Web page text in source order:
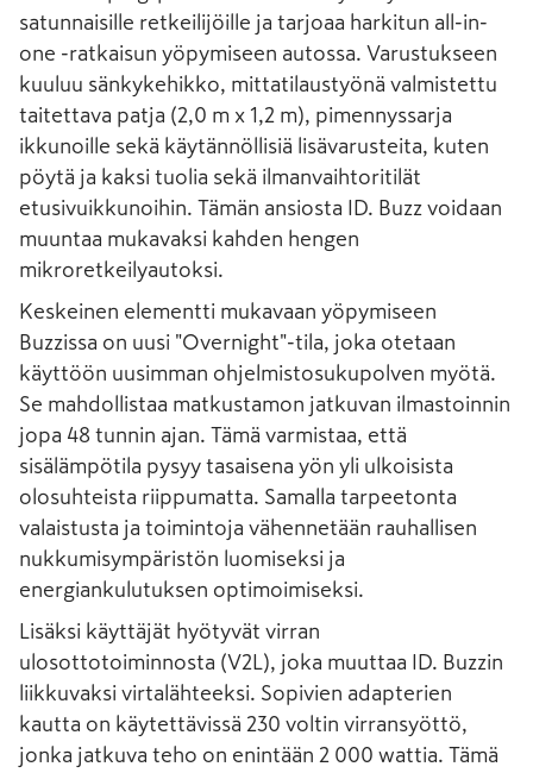
satunnaisille retkeilijöille ja tarjoaa harkitun all-in-
one -ratkaisun yöpymiseen autossa. Varustukseen
kuuluu sänkykehikko, mittatilaustyönä valmistettu
taitettava patja (2,0 m x 1,2 m), pimennyssarja
ikkunoille sekä käytännöllisiä lisävarusteita, kuten
pöytä ja kaksi tuolia sekä ilmanvaihtoritilät
etusivuikkunoihin. Tämän ansiosta ID. Buzz voidaan
muuntaa mukavaksi kahden hengen
mikroretkeilyautoksi.
Keskeinen elementti mukavaan yöpymiseen
Buzzissa on uusi "Overnight"-tila, joka otetaan
käyttöön uusimman ohjelmistosukupolven myötä.
Se mahdollistaa matkustamon jatkuvan ilmastoinnin
jopa 48 tunnin ajan. Tämä varmistaa, että
sisälämpötila pysyy tasaisena yön yli ulkoisista
olosuhteista riippumatta. Samalla tarpeetonta
valaistusta ja toimintoja vähennetään rauhallisen
nukkumisympäristön luomiseksi ja
energiankulutuksen optimoimiseksi.
Lisäksi käyttäjät hyötyvät virran
ulosottotoiminnosta (V2L), joka muuttaa ID. Buzzin
liikkuvaksi virtalähteeksi. Sopivien adapterien
kautta on käytettävissä 230 voltin virransyöttö,
jonka jatkuva teho on enintään 2 000 wattia. Tämä